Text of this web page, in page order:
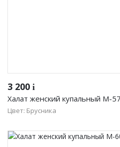
3 200 i
Халат женский купальный М-
Цвет: Брусника